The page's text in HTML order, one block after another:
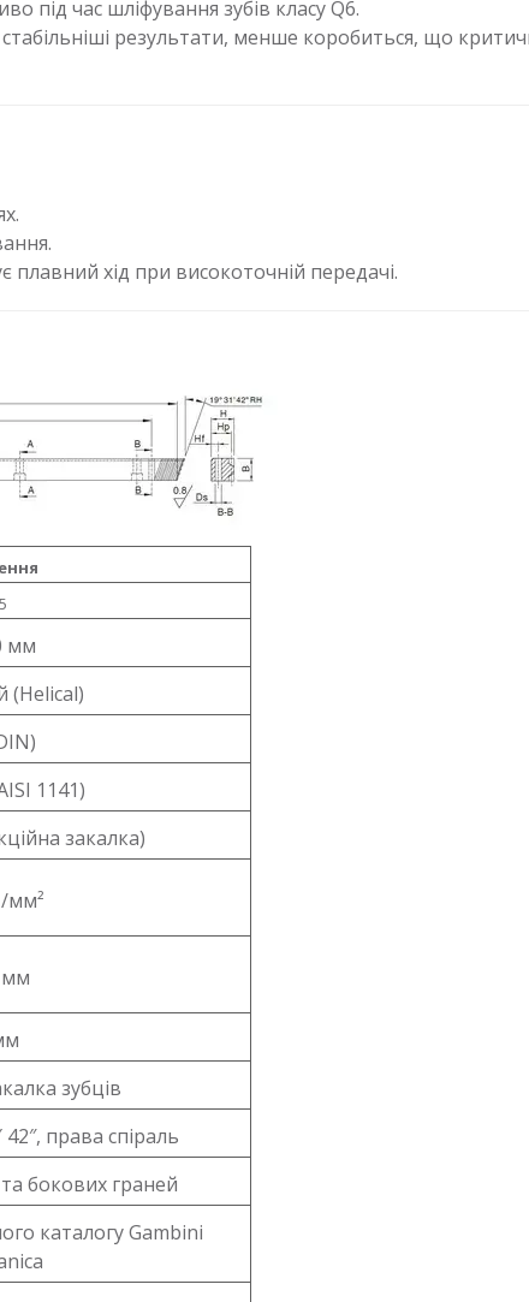
під час шліфування зубів класу Q6.
результати, менше коробиться, що
хід при високоточній передачі.
мм
(Helical)
1141)
закалка)
мм²
мм
зубців
42″, права спіраль
бокових граней
каталогу Gambini